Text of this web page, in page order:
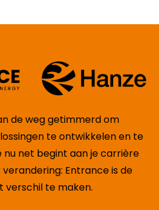
de weg getimmerd om
te ontwikkelen en te
net begint aan je carrière
Entrance is de
te maken.